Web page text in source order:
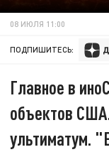
08 ИЮЛЯ 11:00
ПОДПИШИТЕСЬ:
Главное в
объектов
ультиматум.